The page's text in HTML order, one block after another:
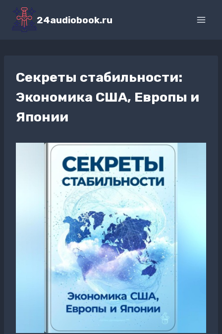
Перейти
содержимому
24audiobook.ru
Секреты стабильности:
Экономика США, Европы и
Японии